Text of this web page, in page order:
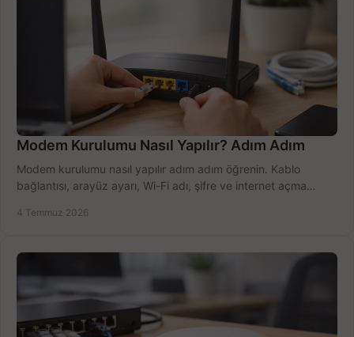
Modem Kurulumu Nasıl Yapılır? Adım Adım
Modem kurulumu nasıl yapılır adım adım öğrenin. Kablo
bağlantısı, arayüz ayarı, Wi-Fi adı, şifre ve internet açma
4 Temmuz 2026